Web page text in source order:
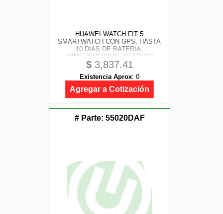
HUAWEI WATCH FIT 5
SMARTWATCH CON GPS, HASTA
10 DIAS DE BATERIA,
MINIEJERCICIOS, GESTION
AVANZADA DE LA SALUD,
MONITOR DE FRECUENCIA
CARDIACA, SPO2, PARA
HOMBRES Y MUJERES, IOS Y
ANDROID, NEGRO
$3,837.41
Existencia Aprox: 0
Agregar a Cotización
# Parte: 55020DAF